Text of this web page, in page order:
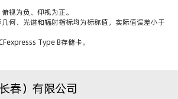
视为负、仰视为正。
何、光谱和辐射指标均为标称值，实际值误差小于
Type B存储卡。
春）有限公司